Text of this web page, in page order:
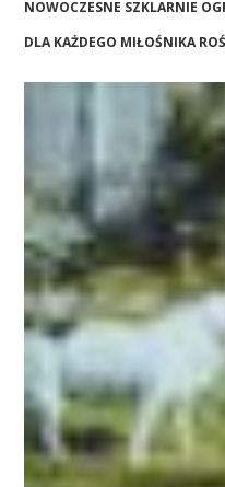
NOWOCZESNE SZKLARNIE
DLA KAŻDEGO MIŁOŚNIKA